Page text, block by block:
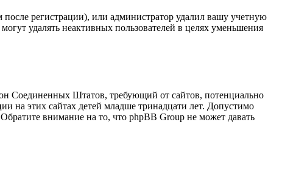
регистрации), или администратор удалил вашу учетную
удалять неактивных пользователей в целях уменьшения
Соединенных Штатов, требующий от сайтов, потенциально
на этих сайтах детей младше тринадцати лет. Допустимо
внимание на то, что phpBB Group не может давать